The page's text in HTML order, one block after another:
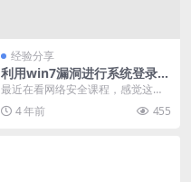
经验分享
利用win7漏洞进行系统登录密
码破解—网络安全学习经验分
享
最近在看网络安全课程，感觉这个
方法挺有意思就拿出来分享一下当
然用 winpe 进...
4 年前 455